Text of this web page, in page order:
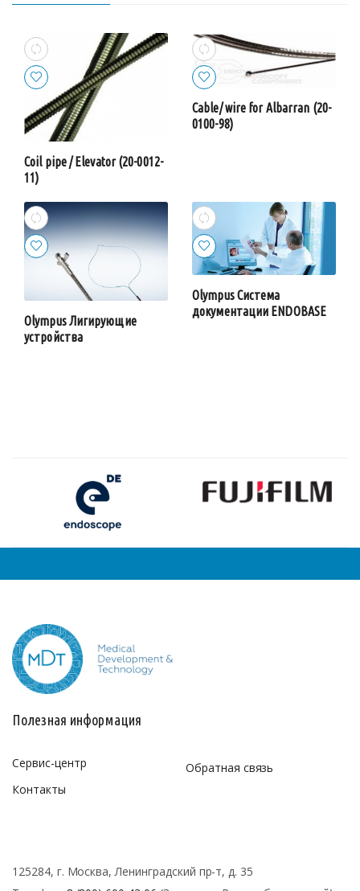
Coil pipe / Elevator (20-0012-
11)
Cable/ wire for Albarran (20-
0100-98)
Olympus Лигирующие
устройства
Olympus Система
документации ENDOBASE
Полезная информация
Сервис-центр
Контакты
Обратная связь
125284, г. Москва, Ленинградский пр-т, д. 35